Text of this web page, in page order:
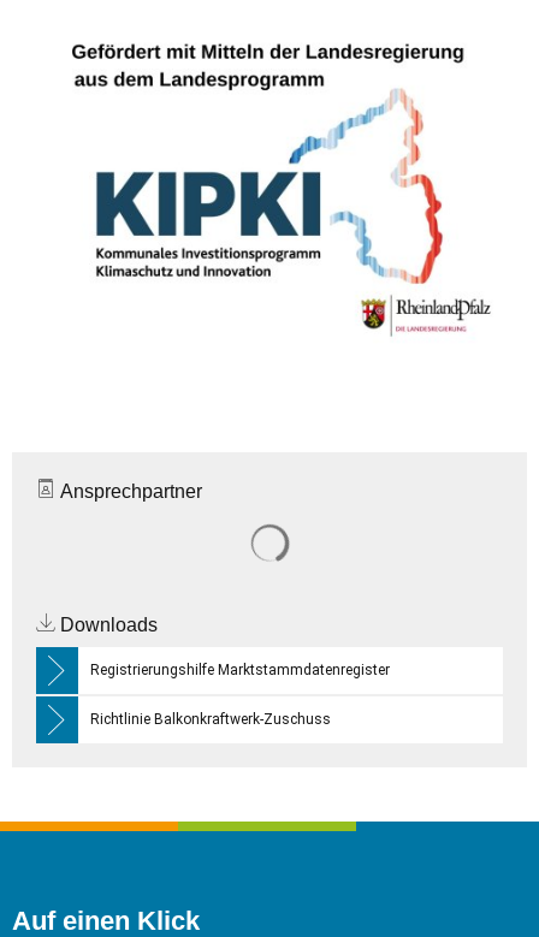
Ansprechpartner
Downloads
Registrierungshilfe Marktstammdatenregister
Richtlinie Balkonkraftwerk-Zuschuss
Auf einen Klick